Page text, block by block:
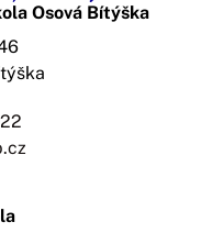
Osová Bítýška